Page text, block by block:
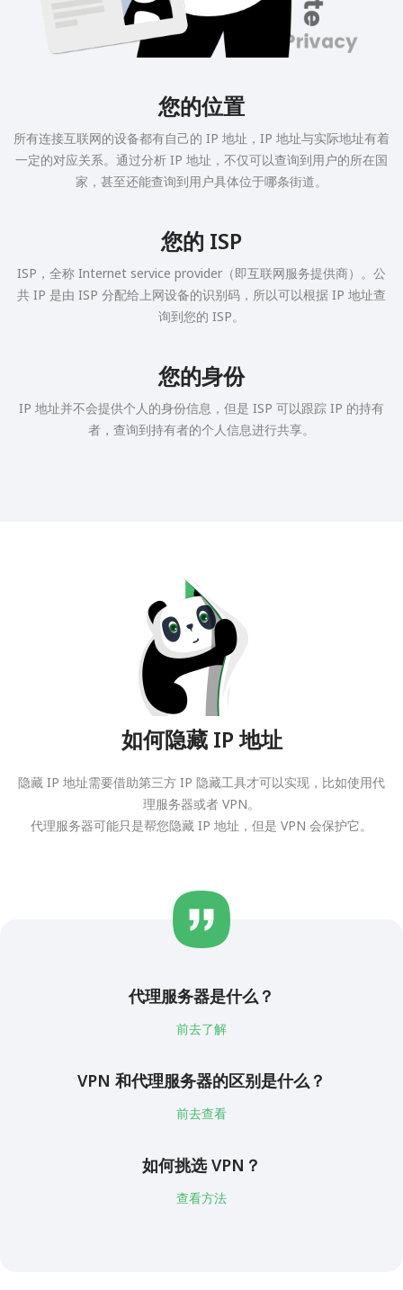
您的位置
所有连接互联网的设备都有自己的 IP 地址，IP 地址与实际地址有着
一定的对应关系。通过分析 IP 地址，不仅可以查询到用户的所在国
家，甚至还能查询到用户具体位于哪条街道。
您的 ISP
ISP，全称 Internet service provider（即互联网服务提供商）。公
共 IP 是由 ISP 分配给上网设备的识别码，所以可以根据 IP 地址查
询到您的 ISP。
您的身份
IP 地址并不会提供个人的身份信息，但是 ISP 可以跟踪 IP 的持有
者，查询到持有者的个人信息进行共享。
如何隐藏 IP 地址
隐藏 IP 地址需要借助第三方 IP 隐藏工具才可以实现，比如使用代
理服务器或者 VPN。
代理服务器可能只是帮您隐藏 IP 地址，但是 VPN 会保护它。
代理服务器是什么？
前去了解
VPN 和代理服务器的区别是什么？
前去查看
如何挑选 VPN？
查看方法